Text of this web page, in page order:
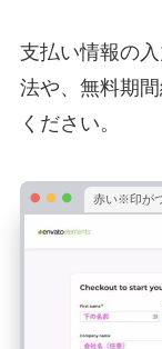
支払い情報の
法や、無料期
ください。
赤い※印が